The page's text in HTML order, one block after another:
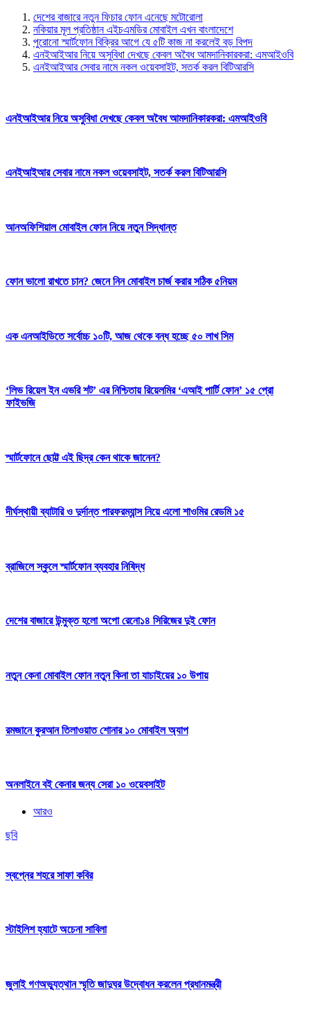
দেশের বাজারে নতুন ফিচার ফোন এনেছে মটোরোলা
নকিয়ার মূল প্রতিষ্ঠান এইচএমডির মোবাইল এখন বাংলাদেশে
পুরোনো স্মার্টফোন বিক্রির আগে যে ৫টি কাজ না করলেই বড় বিপদ
এনইআইআর নিয়ে অসুবিধা দেখছে কেবল অবৈধ আমদানিকারকরা: এমআইওবি
এনইআইআর সেবার নামে নকল ওয়েবসাইট, সতর্ক করল বিটিআরসি
এনইআইআর নিয়ে অসুবিধা দেখছে কেবল অবৈধ আমদানিকারকরা: এমআইওবি
এনইআইআর সেবার নামে নকল ওয়েবসাইট, সতর্ক করল বিটিআরসি
আনঅফিশিয়াল মোবাইল ফোন নিয়ে নতুন সিদ্ধান্ত
ফোন ভালো রাখতে চান? জেনে নিন মোবাইল চার্জ করার সঠিক ৫নিয়ম
এক এনআইডিতে সর্বোচ্চ ১০টি, আজ থেকে বন্ধ হচ্ছে ৫০ লাখ সিম
‘লিভ রিয়েল ইন এভরি শট’ এর নিশ্চিতায় রিয়েলমির ‘এআই পার্টি ফোন’ ১৫ প্রো
ফাইভজি
স্মার্টফোনে ছোট্ট এই ছিদ্র কেন থাকে জানেন?
দীর্ঘস্থায়ী ব্যাটারি ও দুর্দান্ত পারফরম্যান্স নিয়ে এলো শাওমির রেডমি ১৫
ব্রাজিলে স্কুলে স্মার্টফোন ব্যবহার নিষিদ্ধ
দেশের বাজারে উন্মুক্ত হলো অপো রেনো১৪ সিরিজের দুই ফোন
নতুন কেনা মোবাইল ফোন নতুন কিনা তা যাচাইয়ের ১০ উপায়
রমজানে কুরআন তিলাওয়াত শোনার ১০ মোবাইল অ্যাপ
অনলাইনে বই কেনার জন্য সেরা ১০ ওয়েবসাইট
আরও
ছবি
স্বপ্নের শহরে সাফা কবির
স্টাইলিশ হ্যাটে অচেনা সাবিলা
জুলাই গণঅভ্যুত্থান স্মৃতি জাদুঘর উদ্বোধন করলেন প্রধানমন্ত্রী